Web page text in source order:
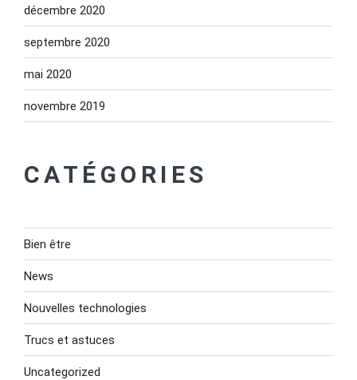
décembre 2020
septembre 2020
mai 2020
novembre 2019
CATÉGORIES
Bien être
News
Nouvelles technologies
Trucs et astuces
Uncategorized